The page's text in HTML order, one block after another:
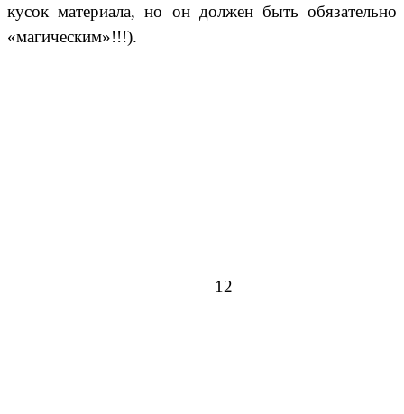
кусок материала, но он должен быть обязательно
«магическим»!!!).
12